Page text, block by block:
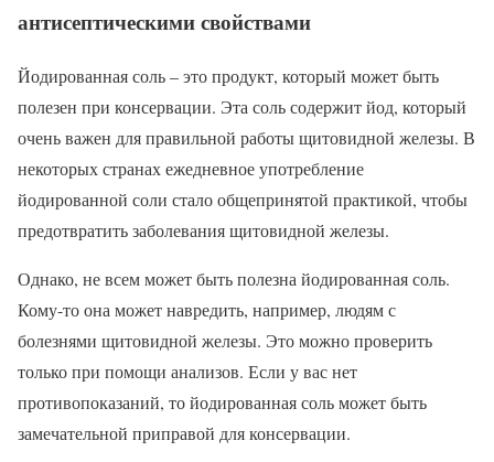
антисептическими свойствами
Йодированная соль – это продукт, который может быть
полезен при консервации. Эта соль содержит йод, который
очень важен для правильной работы щитовидной железы. В
некоторых странах ежедневное употребление
йодированной соли стало общепринятой практикой, чтобы
предотвратить заболевания щитовидной железы.
Однако, не всем может быть полезна йодированная соль.
Кому-то она может навредить, например, людям с
болезнями щитовидной железы. Это можно проверить
только при помощи анализов. Если у вас нет
противопоказаний, то йодированная соль может быть
замечательной приправой для консервации.